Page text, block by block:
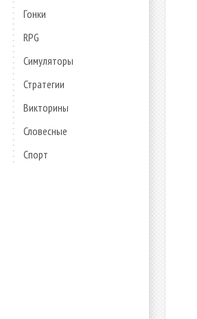
Гонки
RPG
Симуляторы
Стратегии
Викторины
Словесные
Спорт